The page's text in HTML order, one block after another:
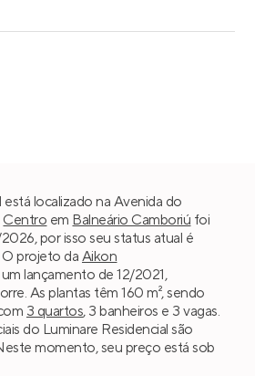
está localizado na Avenida do
Centro em Balneário Camboriú foi
por isso seu status atual é
O projeto da Aikon
lançamento de 12/2021,
As plantas têm 160 m², sendo
3 quartos, 3 banheiros e 3 vagas.
do Luminare Residencial são
momento, seu preço está sob